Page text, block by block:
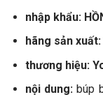
nhập khẩu:
hãng sản
thương hiệu:
nội dung: búp